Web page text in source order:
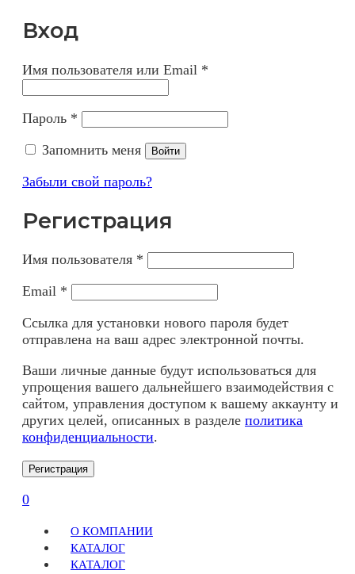
Вход
Имя пользователя или Email *
Пароль *
Запомнить меня
Войти
Забыли свой пароль?
Регистрация
Имя пользователя *
Email *
Ссылка для установки нового пароля будет
отправлена ​​на ваш адрес электронной почты.
Ваши личные данные будут использоваться для
упрощения вашего дальнейшего взаимодействия с
сайтом, управления доступом к вашему аккаунту и
других целей, описанных в разделе политика
конфиденциальности.
Регистрация
0
О КОМПАНИИ
КАТАЛОГ
КАТАЛОГ